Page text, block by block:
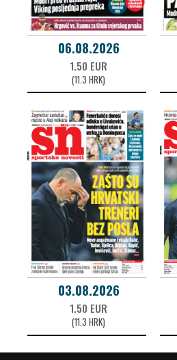
06.08.2026
1.50 EUR
(11.3 HRK)
03.08.2026
1.50 EUR
(11.3 HRK)